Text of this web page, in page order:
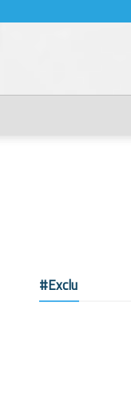
#Exclu